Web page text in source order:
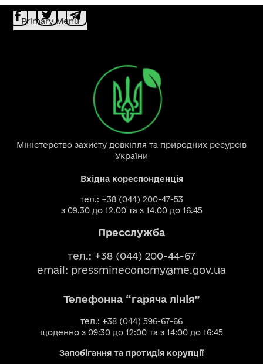
Primary Menu
Міністерство захисту довкілля та природних ресурсів
України
Вхідна кореспонденція
тел.: +38 (044) 200-47-53
з 09.30 до 12.00 та з 14.00 до 16.45
Пресслужба
тел.: +38 (044) 200-44-67
email: pressmineconomy@me.gov.ua
Телефонна “гаряча лінія”
тел.: +38 (044) 596-67-66
щоденно з 09:30 до 12:00 та з 14:00 до 16:45
Запобігання та протидія корупції